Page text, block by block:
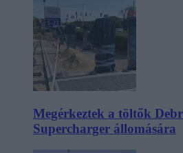
Megérkeztek a töltők
Supercharger állomására